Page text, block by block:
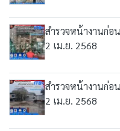
สำรวจหน้างานก่อ
2 เม.ย. 2568
สำรวจหน้างานก่อ
2 เม.ย. 2568